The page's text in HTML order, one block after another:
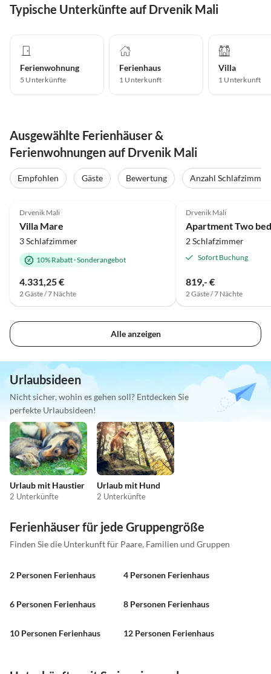
Typische Unterkünfte auf Drvenik Mali
Ferienwohnung
5 Unterkünfte
Ferienhaus
1 Unterkunft
Villa
1 Unterkunft
Ausgewählte Ferienhäuser &
Ferienwohnungen auf Drvenik Mali
Empfohlen Gäste Bewertung Anzahl Schlafzimmer
Drvenik Mali
Villa Mare
3 Schlafzimmer
10% Rabatt·Sonderangebot
4.331,25 €
2 Gäste / 7 Nächte
Drvenik Mali
2 Schlafzimmer
Sofort Buchung
819,- €
2 Gäste / 7 Nächte
Alle anzeigen
Urlaubsideen
Nicht sicher, wohin es gehen soll? Entdecken Sie
perfekte Urlaubsideen!
Urlaub mit Haustier
2 Unterkünfte
Urlaub mit Hund
2 Unterkünfte
Ferienhäuser für jede Gruppengröße
Finden Sie die Unterkunft für Paare, Familien und Gruppen
2 Personen Ferienhaus 4 Personen Ferienhaus
6 Personen Ferienhaus 8 Personen Ferienhaus
10 Personen Ferienhaus 12 Personen Ferienhaus